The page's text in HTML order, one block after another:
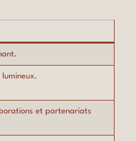
et partenariats